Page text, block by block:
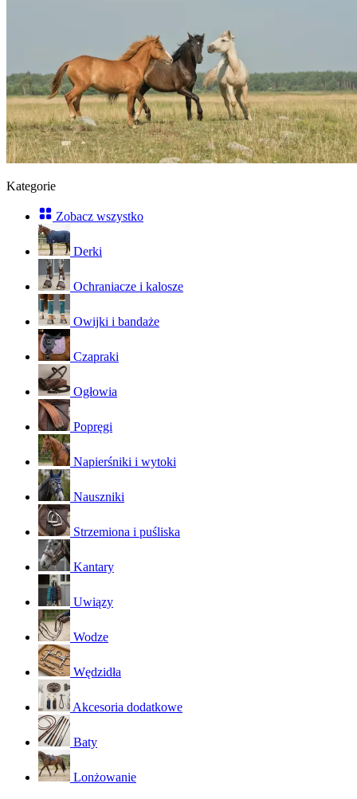
Kategorie
Zobacz wszystko
Derki
Ochraniacze i kalosze
Owijki i bandaże
Czapraki
Ogłowia
Popręgi
Napierśniki i wytoki
Nauszniki
Strzemiona i puśliska
Kantary
Uwiązy
Wodze
Wędzidła
Akcesoria dodatkowe
Baty
Lonżowanie